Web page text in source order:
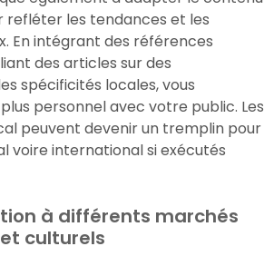
refléter les tendances et les
En intégrant des références
des articles sur des
spécificités locales, vous
personnel avec votre public. Les
peuvent devenir un tremplin pour
voire international si exécutés
à différents marchés
culturels